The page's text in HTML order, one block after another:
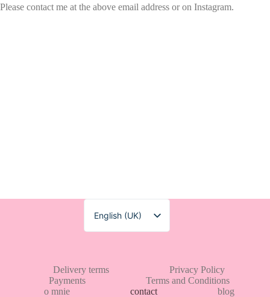
Please contact me at the above email address or on Instagram.
English (UK)
Polski
Delivery terms
Privacy Policy
Payments
Terms and Conditions
o mnie
contact blog